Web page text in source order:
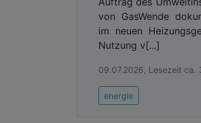
von GasWende
im neuen
Nutzung v[...]
09.07.2026, Lesezeit ca.
energie